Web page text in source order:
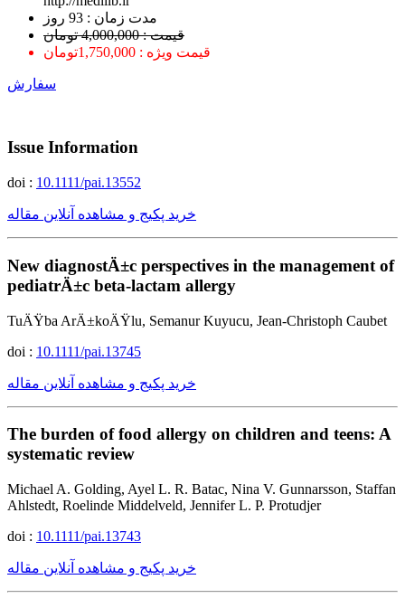
ﻣﺪﺕ ﺯﻣﺎﻥ : 93 ﺭﻭﺯ
قیمت : 4,000,000 تومان
قیمت ویژه : 1,750,000تومان
سفارش
Issue Information
doi : 10.1111/pai.13552
خرید پکیج و مشاهده آنلاین مقاله
New diagnostÄ±c perspectives in the management of
pediatrÄ±c beta-lactam allergy
TuÄŸba ArÄ±koÄŸlu, Semanur Kuyucu, Jean-Christoph Caubet
doi : 10.1111/pai.13745
خرید پکیج و مشاهده آنلاین مقاله
The burden of food allergy on children and teens: A
systematic review
Michael A. Golding, Ayel L. R. Batac, Nina V. Gunnarsson, Staffan
Ahlstedt, Roelinde Middelveld, Jennifer L. P. Protudjer
doi : 10.1111/pai.13743
خرید پکیج و مشاهده آنلاین مقاله